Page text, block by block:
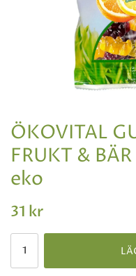
ÖKOVITAL
FRUKT &
eko
31 kr